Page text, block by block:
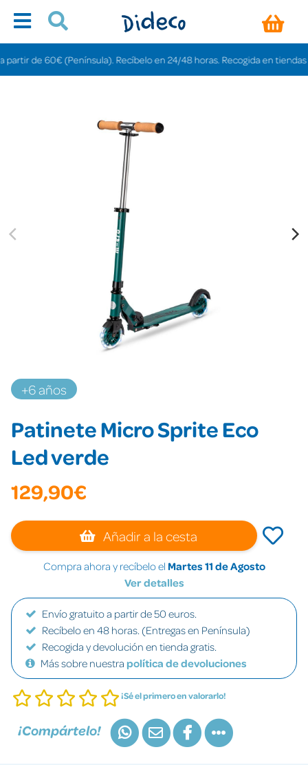
60€ (Península). Recíbelo en 24/48 horas. Recogida en tiendas gratis
+6 años
Patinete Micro Sprite Eco
Led verde
129,90€
Añadir a la cesta
Compra ahora y recíbelo el Martes 11 de Agosto
Ver detalles
Envío gratuito a partir de 50 euros.
Recíbelo en 48 horas. (Entregas en Península)
Recogida y devolución en tienda gratis.
Más sobre nuestra política de devoluciones
¡Sé el primero en valorarlo!
¡Compártelo!